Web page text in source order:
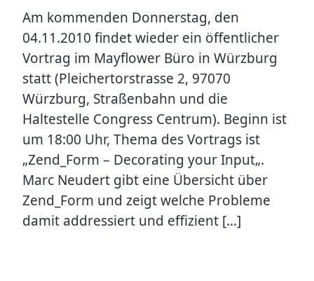
Am kommenden Donnerstag, den
04.11.2010 findet wieder ein öffentlicher
Vortrag im Mayflower Büro in Würzburg
statt (Pleichertorstrasse 2, 97070
Würzburg, Straßenbahn und die
Haltestelle Congress Centrum). Beginn ist
um 18:00 Uhr, Thema des Vortrags ist
„Zend_Form – Decorating your Input„.
Marc Neudert gibt eine Übersicht über
Zend_Form und zeigt welche Probleme
damit addressiert und effizient […]